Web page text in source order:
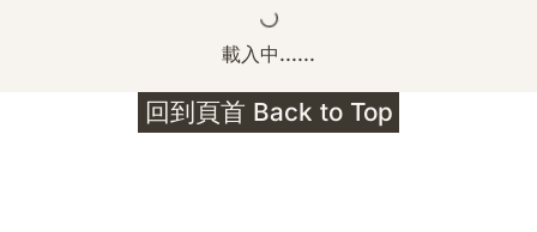
載入中......
回到頁首 Back to Top